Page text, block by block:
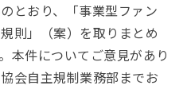
とおり、「事業型ファン
則」（案）を取りまとめ
本件についてご意見があり
会自主規制業務部までお